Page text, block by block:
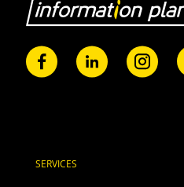
SERVICES